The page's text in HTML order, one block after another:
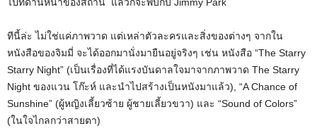
ทีนี้ล่ะ ไม่ใช่แค่ภาพวาด แต่เหล่าตัวละครและสิ่งของต่างๆ จากใน
หนังสือของจิมมี่ จะได้ออกมานั่งมายืนอยู่จริงๆ เช่น หนังสือ “The Starry
Starry Night” (เป็นเรื่องที่ได้แรงบันดาลใจมาจากภาพวาด The Starry
Night ของแวน โก๊ะห์ และนำไปสร้างเป็นหนังมาแล้ว), “A Chance of
Sunshine” (ผู้หญิงเลี้ยวซ้าย ผู้ชายเลี้ยวขวา) และ “Sound of Colors”
(ในใจไกลกว่าสายตา)